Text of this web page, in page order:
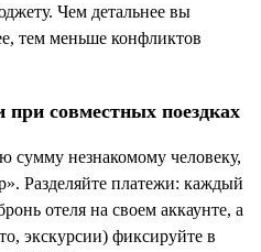
Чем детальнее вы
тем меньше конфликтов
при совместных поездках
сумму незнакомому человеку,
Разделяйте платежи: каждый
отеля на своем аккаунте, а
экскурсии) фиксируйте в